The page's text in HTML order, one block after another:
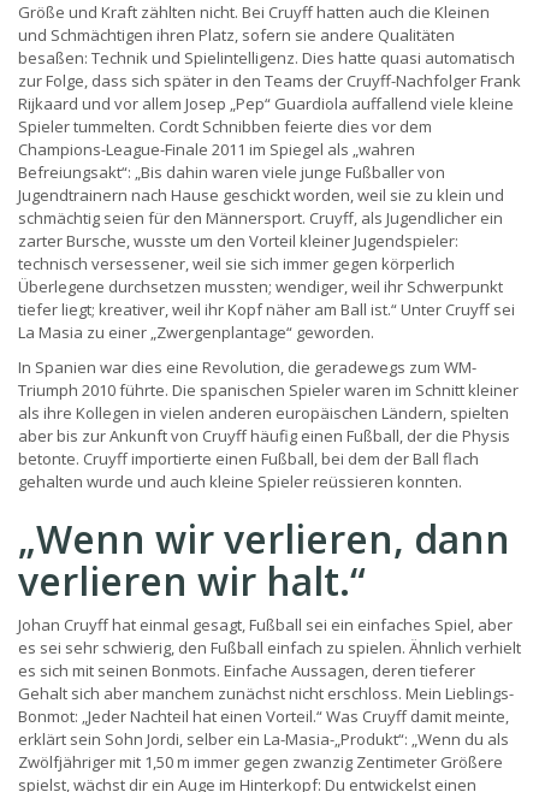
Größe und Kraft zählten nicht. Bei Cruyff hatten auch die Kleinen
und Schmächtigen ihren Platz, sofern sie andere Qualitäten
besaßen: Technik und Spielintelligenz. Dies hatte quasi automatisch
zur Folge, dass sich später in den Teams der Cruyff-Nachfolger Frank
Rijkaard und vor allem Josep „Pep“ Guardiola auffallend viele kleine
Spieler tummelten. Cordt Schnibben feierte dies vor dem
Champions-League-Finale 2011 im Spiegel als „wahren
Befreiungsakt“: „Bis dahin waren viele junge Fußballer von
Jugendtrainern nach Hause geschickt worden, weil sie zu klein und
schmächtig seien für den Männersport. Cruyff, als Jugendlicher ein
zarter Bursche, wusste um den Vorteil kleiner Jugendspieler:
technisch versessener, weil sie sich immer gegen körperlich
Überlegene durchsetzen mussten; wendiger, weil ihr Schwerpunkt
tiefer liegt; kreativer, weil ihr Kopf näher am Ball ist.“ Unter Cruyff sei
La Masia zu einer „Zwergenplantage“ geworden.
In Spanien war dies eine Revolution, die geradewegs zum WM-
Triumph 2010 führte. Die spanischen Spieler waren im Schnitt kleiner
als ihre Kollegen in vielen anderen europäischen Ländern, spielten
aber bis zur Ankunft von Cruyff häufig einen Fußball, der die Physis
betonte. Cruyff importierte einen Fußball, bei dem der Ball flach
gehalten wurde und auch kleine Spieler reüssieren konnten.
„Wenn wir verlieren, dann
verlieren wir halt.“
Johan Cruyff hat einmal gesagt, Fußball sei ein einfaches Spiel, aber
es sei sehr schwierig, den Fußball einfach zu spielen. Ähnlich verhielt
es sich mit seinen Bonmots. Einfache Aussagen, deren tieferer
Gehalt sich aber manchem zunächst nicht erschloss. Mein Lieblings-
Bonmot: „Jeder Nachteil hat einen Vorteil.“ Was Cruyff damit meinte,
erklärt sein Sohn Jordi, selber ein La-Masia-„Produkt“: „Wenn du als
Zwölfjähriger mit 1,50 m immer gegen zwanzig Zentimeter Größere
spielst, wächst dir ein Auge im Hinterkopf: Du entwickelst einen